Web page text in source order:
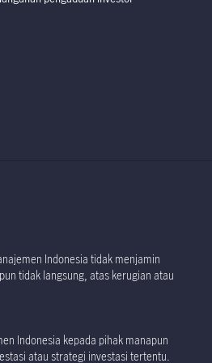
Indonesia tidak menjamin
tidak langsung, atas kerugian atau
Indonesia kepada pihak manapun
atau strategi investasi tertentu.